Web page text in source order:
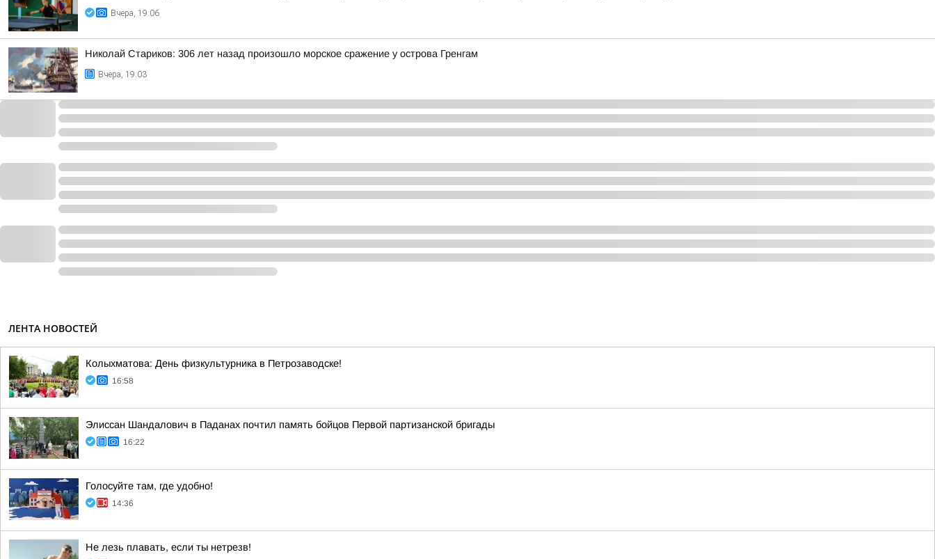
Вчера, 19:06
Николай Стариков: 306 лет назад произошло морское сражение у острова Гренгам
Вчера, 19:03
ЛЕНТА НОВОСТЕЙ
Колыхматова: День физкультурника в Петрозаводске!
16:58
Элиссан Шандалович в Паданах почтил память бойцов Первой партизанской бригады
16:22
Голосуйте там, где удобно!
14:36
Не лезь плавать, если ты нетрезв!